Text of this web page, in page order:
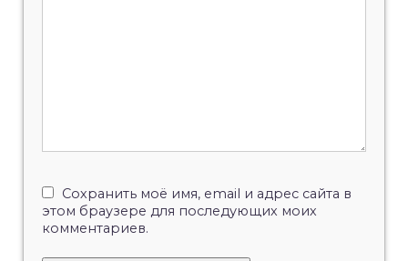
Сохранить моё имя, email и адрес сайта в
этом браузере для последующих моих
комментариев.